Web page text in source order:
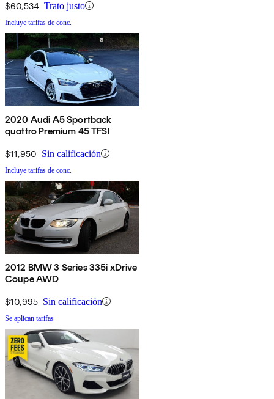
$60,534 Trato justo
Incluye tarifas de conc.
2020 Audi A5 Sportback
quattro Premium 45 TFSI
$11,950 Sin calificación
Incluye tarifas de conc.
2012 BMW 3 Series 335i xDrive
Coupe AWD
$10,995 Sin calificación
Se aplican tarifas